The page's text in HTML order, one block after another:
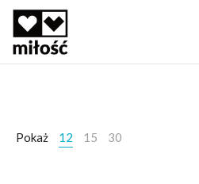
Pokaż 12 15 30